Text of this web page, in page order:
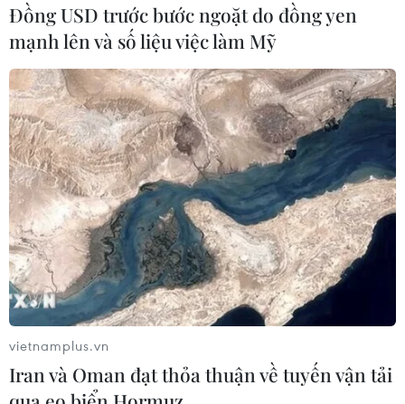
Công bố chứng nhận bảo hộ nhãn hiệu
"Vải trứng Hưng Yên"
22/05/2020 12:44
Tỉnh Hưng Yên đã công bố chứng nhận nhãn hiệu sản
phẩm "Vải trứng Hưng Yên." Đây là nông sản thứ 19 của
tỉnh được Cục Sở hữu trí tuệ cấp chứng nhận bảo hộ
nhãn hiệu.
Đồng USD trước bước ngoặt do đồng yen
mạnh lên và số liệu việc làm Mỹ
vietnamplus.vn
Iran và Oman đạt thỏa thuận về tuyến vận tải